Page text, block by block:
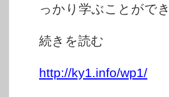
っかり学ぶことができ
続きを読む
http://ky1.info/wp1/